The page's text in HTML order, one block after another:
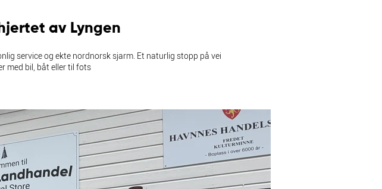
av Lyngen
service og ekte nordnorsk sjarm. Et naturlig stopp på vei
med bil, båt eller til fots